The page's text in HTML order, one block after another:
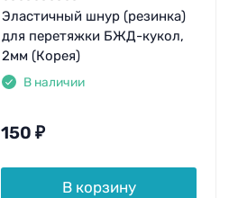
Эластичный шнур (резинка)
для перетяжки БЖД-кукол,
2мм (Корея)
В наличии
150 ₽
В корзину